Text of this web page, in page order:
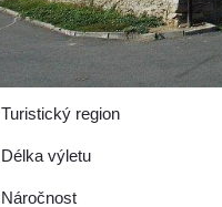
Turistický region
Délka výletu
Náročnost